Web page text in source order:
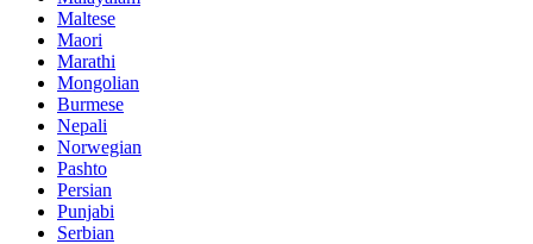
Maltese
Maori
Marathi
Mongolian
Burmese
Nepali
Norwegian
Pashto
Persian
Punjabi
Serbian